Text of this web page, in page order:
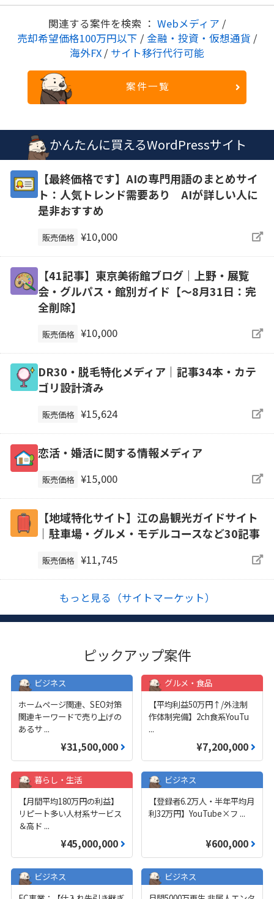
関連する案件を検索 ： Webメディア /
売却希望価格100万円以下 / 金融・投資・仮想通貨 /
海外FX / サイト移行代行可能
案件一覧
かんたんに買えるWordPressサイト
【最終価格です】AIの専門用語のまとめサイ
ト：人気トレンド需要あり AIが詳しい人に
是非おすすめ
販売価格 ¥10,000
【41記事】東京美術館ブログ｜上野・展覧
会・グルパス・館別ガイド【～8月31日：完
全削除】
販売価格 ¥10,000
DR30・脱毛特化メディア｜記事34本・カテ
ゴリ設計済み
販売価格 ¥15,624
恋活・婚活に関する情報メディア
販売価格 ¥15,000
【地域特化サイト】江の島観光ガイドサイト
｜駐車場・グルメ・モデルコースなど30記事
販売価格 ¥11,745
もっと見る（サイトマーケット）
ピックアップ案件
ビジネス
ホームページ関連、SEO対策
関連キーワードで売り上げの
あるサ ...
¥31,500,000
グルメ・食品
【平均利益50万円↑/外注制
作体制完備】2ch食系YouTu
...
¥7,200,000
暮らし・生活
【月間平均180万円の利益】
リピート多い人材系サービス
＆高ド ...
¥45,000,000
ビジネス
【登録者6.2万人・半年平均月
利32万円】YouTube×フ ...
¥600,000
ビジネス
ビジネス